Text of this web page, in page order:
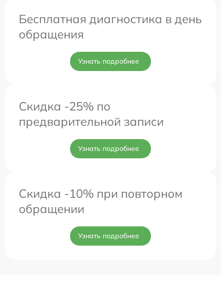
Бесплатная диагностика в день
обращения
Узнать подробнее
Скидка -25% по
предварительной записи
Узнать подробнее
Скидка -10% при повторном
обращении
Узнать подробнее